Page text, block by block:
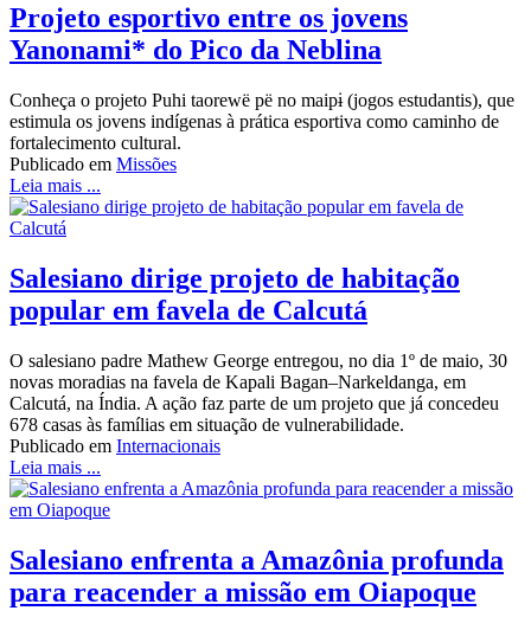
Projeto esportivo entre os jovens
Yanonami* do Pico da Neblina
Conheça o projeto Puhi taorewë pë no maipɨ (jogos estudantis), que
estimula os jovens indígenas à prática esportiva como caminho de
fortalecimento cultural.
Publicado em Missões
Leia mais ...
Salesiano dirige projeto de habitação
popular em favela de Calcutá
O salesiano padre Mathew George entregou, no dia 1º de maio, 30
novas moradias na favela de Kapali Bagan–Narkeldanga, em
Calcutá, na Índia. A ação faz parte de um projeto que já concedeu
678 casas às famílias em situação de vulnerabilidade.
Publicado em Internacionais
Leia mais ...
Salesiano enfrenta a Amazônia profunda
para reacender a missão em Oiapoque